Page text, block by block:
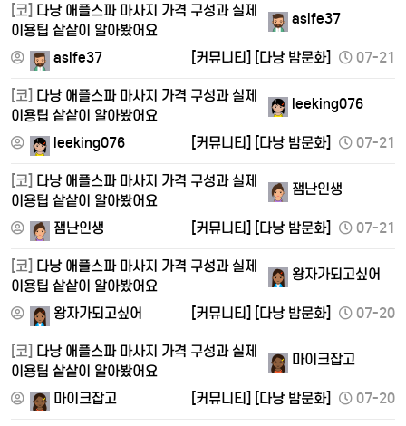
[코] 다낭 애플스파 마사지 가격 구성과 실제
이용팁 샅샅이 알아봤어요
aslfe37
aslfe37 [커뮤니티] [다낭 밤문화] 07-21
[코] 다낭 애플스파 마사지 가격 구성과 실제
이용팁 샅샅이 알아봤어요
leeking076
leeking076 [커뮤니티] [다낭 밤문화] 07-21
[코] 다낭 애플스파 마사지 가격 구성과 실제
이용팁 샅샅이 알아봤어요
잼난인생
잼난인생 [커뮤니티] [다낭 밤문화] 07-21
[코] 다낭 애플스파 마사지 가격 구성과 실제
이용팁 샅샅이 알아봤어요
왕자가되고싶어
왕자가되고싶어 [커뮤니티] [다낭 밤문화] 07-20
[코] 다낭 애플스파 마사지 가격 구성과 실제
이용팁 샅샅이 알아봤어요
마이크잡고
마이크잡고 [커뮤니티] [다낭 밤문화] 07-20